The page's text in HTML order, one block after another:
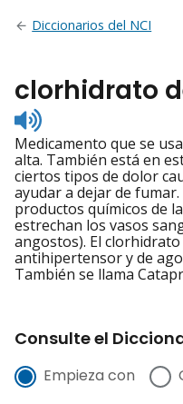
Diccionarios del NCI
clorhidrato
Listen
to
pronunciation
Medicamento que se
alta. También está en
ciertos tipos de dolor
ayudar a dejar de
productos químicos de
estrechan los vasos
angostos). El
antihipertensor y de
También se llama
Consulte el
Empieza con